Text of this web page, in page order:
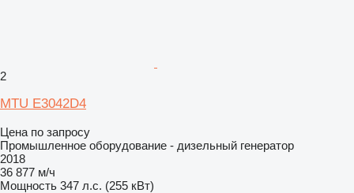
2
MTU E3042D4
Цена по запросу
Промышленное оборудование - дизельный генератор
2018
36 877 м/ч
Мощность 347 л.с. (255 кВт)